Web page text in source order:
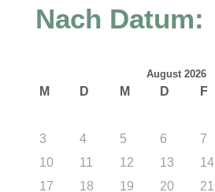
Nach Datum:
August 2026
M D M D F
3
4 5 6 7
10
11 12 13 14
17
18 19 20 21